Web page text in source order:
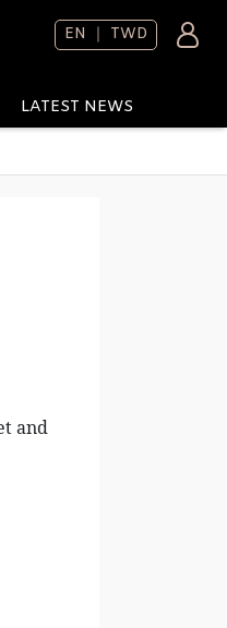
EN ｜ TWD
LATEST NEWS
and